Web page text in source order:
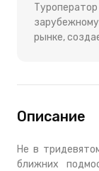
рынке,
Описание
Не в
ближних